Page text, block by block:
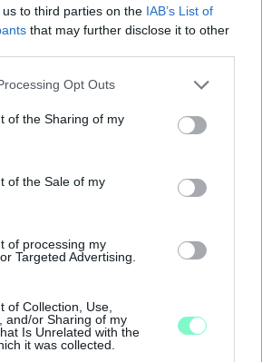
to third parties on the IAB’s List of
that may further disclose it to other
website/app uses one or more Google
or usage behaviour. You may click to
to Google and its third-party tags to
specified purposes in below Google
Opt Outs
of the Sharing of my
of the Sale of my
of processing my
Targeted Advertising.
of Collection, Use,
and/or Sharing of my
Is Unrelated with the
it was collected.
ÉS ÉLMÉNYEK A SZABADBAN
nap egyre tovább marad velünk, sokaknak
a természetbe.